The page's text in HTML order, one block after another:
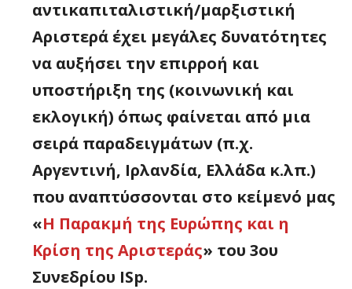
αντικαπιταλιστική/μαρξιστική
Αριστερά έχει μεγάλες δυνατότητες
να αυξήσει την επιρροή και
υποστήριξη της (κοινωνική και
εκλογική) όπως φαίνεται από μια
σειρά παραδειγμάτων (π.χ.
Αργεντινή, Ιρλανδία, Ελλάδα κ.λπ.)
που αναπτύσσονται στο κείμενό μας
«Η Παρακμή της Ευρώπης και η
Κρίση της Αριστεράς» του 3ου
Συνεδρίου ISp.